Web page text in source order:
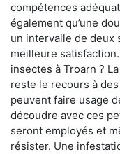
compétences
également qu’une
un intervalle de deux
meilleure
insectes à Troarn ?
reste le recours à
peuvent faire usage
découdre avec ces
seront employés et
résister. Une